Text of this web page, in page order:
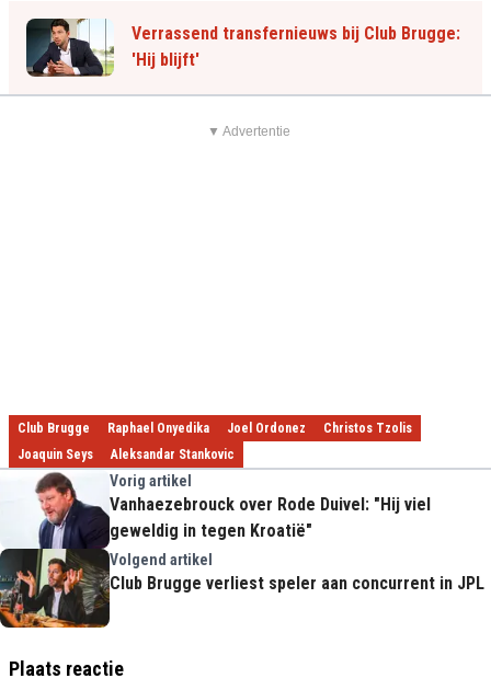
Verrassend transfernieuws bij Club Brugge:
'Hij blijft'
▼ Advertentie
Club Brugge Raphael Onyedika Joel Ordonez
Christos Tzolis
Joaquin Seys
Aleksandar Stankovic
Vorig artikel
Vanhaezebrouck over Rode Duivel: "Hij viel
geweldig in tegen Kroatië"
Volgend artikel
Club Brugge verliest speler aan concurrent in JPL
Plaats reactie